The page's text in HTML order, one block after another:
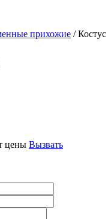
прихожие / Костус
цены Вызвать